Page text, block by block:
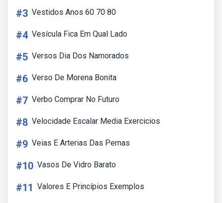
#3 Vestidos Anos 60 70 80
#4 Vesícula Fica Em Qual Lado
#5 Versos Dia Dos Namorados
#6 Verso De Morena Bonita
#7 Verbo Comprar No Futuro
#8 Velocidade Escalar Media Exercicios
#9 Veias E Arterias Das Pernas
#10 Vasos De Vidro Barato
#11 Valores E Princípios Exemplos